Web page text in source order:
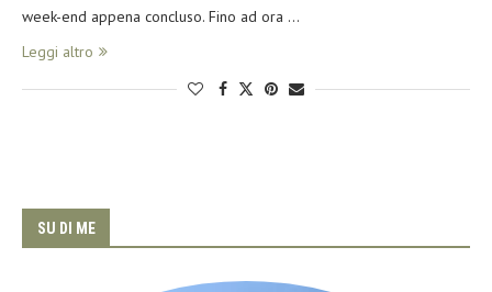
week-end appena concluso. Fino ad ora …
Leggi altro
SU DI ME